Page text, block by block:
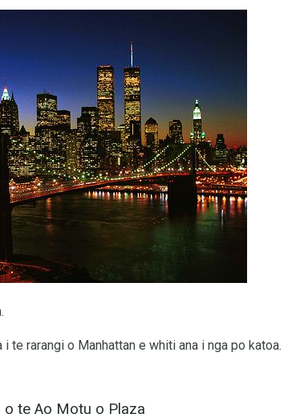
te rarangi o Manhattan e whiti ana i nga po katoa.
o te Ao Motu o Plaza